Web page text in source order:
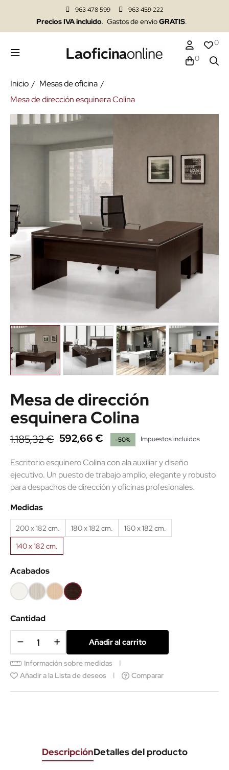
963 478 599 963 459 222
Precios IVA incluido. Gastos de envíoGRATIS.
0
0
Inicio
Mesas de oficina
Mesa de dirección esquinera Colina
Mesa de dirección
esquinera Colina
1.185,32 € 592,66 € -50% Impuestos incluidos
Escritorio esquinero Colina con ala auxiliar y diseño
ejecutivo. Un puesto de trabajo amplio, elegante y robusto
para despachos de dirección y oficinas profesionales.
Medidas
200 x 182 cm. 180 x 182 cm.
160 x 182 cm.
140 x 182 cm.
Acabados
BlancoRoble
(EMF)
Haya
(EMF)
Wengué
Cantidad
Añadir al carrito
Información sobre medidas
Añadir a la Lista de deseos
Comparar
DescripciónDetalles del producto